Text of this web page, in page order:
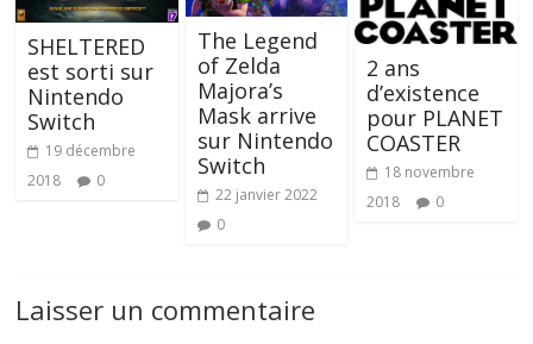
SHELTERED
est sorti sur
Nintendo
Switch
19 décembre
2018
0
The Legend
of Zelda
Majora’s
Mask arrive
sur Nintendo
Switch
22 janvier 2022
0
2 ans
d’existence
pour PLANET
COASTER
18 novembre
2018
0
Laisser un commentaire